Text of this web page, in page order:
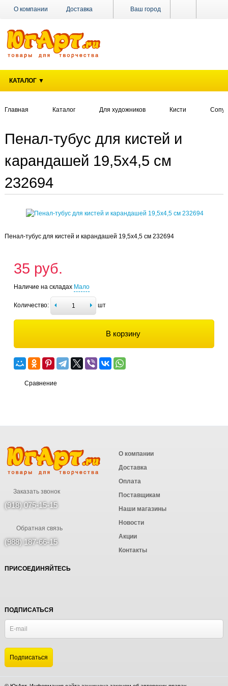
Ваш город
О компании Доставка
Наши магазины Новости
КАТАЛОГ ▼
Главная Каталог Для художников Кисти
Пенал-тубус для кистей и
карандашей 19,5х4,5 см
232694
Пенал-тубус для кистей и карандашей 19,5х4,5 см 232694
35 руб.
Наличие на складах Мало
Количество: шт
В корзину
Сравнение
Заказать звонок
(918) 075-15-15
Обратная связь
(988) 187-66-15
О компании
Доставка
Оплата
Поставщикам
Наши магазины
Новости
Акции
Контакты
ПРИСОЕДИНЯЙТЕСЬ
ПОДПИСАТЬСЯ